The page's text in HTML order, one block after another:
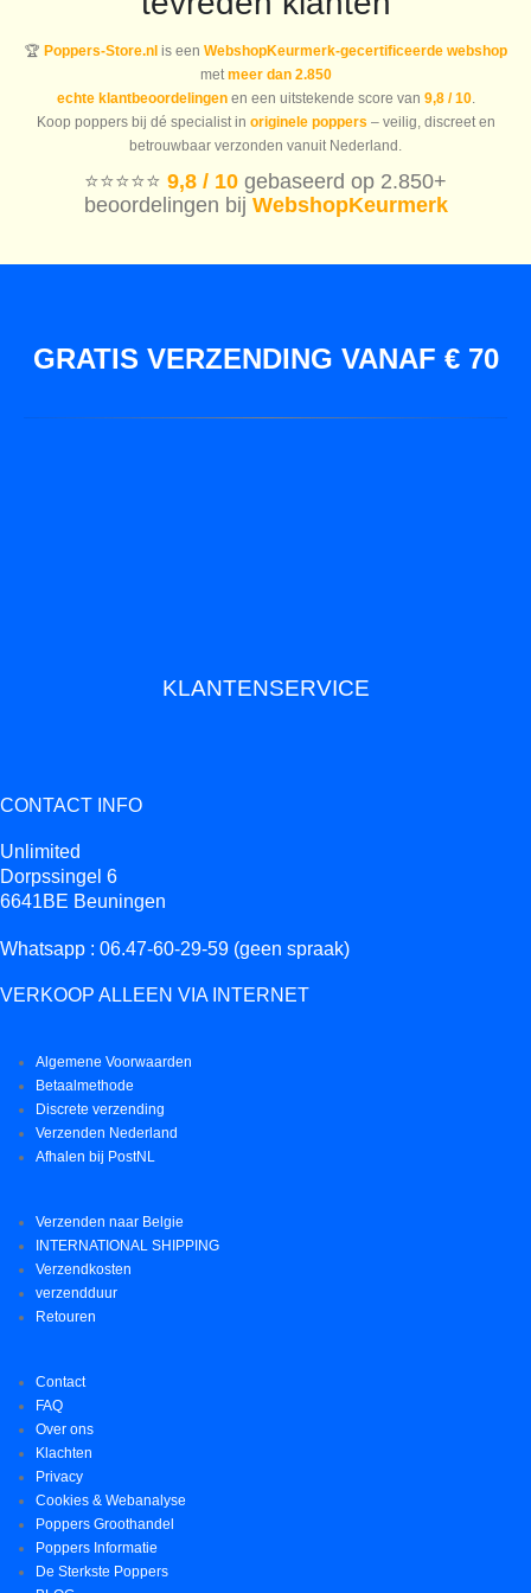
🏆 Poppers-Store.nlis een WebshopKeurmerk-gecertificeerde webshop
met meer dan 2.850
echte klantbeoordelingenen een uitstekende score van 9,8 / 10.
Koop poppers bij dé specialist in originele poppers – veilig, discreet en
betrouwbaar verzonden vanuit Nederland.
⭐️⭐️⭐️⭐️⭐️ 9,8 / 10 gebaseerd op 2.850+
beoordelingen bij WebshopKeurmerk
GRATIS VERZENDING VANAF € 70
KLANTENSERVICE
CONTACT INFO
Unlimited
Dorpssingel 6
6641BE Beuningen
Whatsapp : 06.47-60-29-59 (geen spraak)
VERKOOP ALLEEN VIA INTERNET
Algemene Voorwaarden
Betaalmethode
Discrete verzending
Verzenden Nederland
Afhalen bij PostNL
Verzenden naar Belgie
INTERNATIONAL SHIPPING
Verzendkosten
verzendduur
Retouren
Contact
FAQ
Over ons
Klachten
Privacy
Cookies & Webanalyse
Poppers Groothandel
Poppers Informatie
De Sterkste Poppers